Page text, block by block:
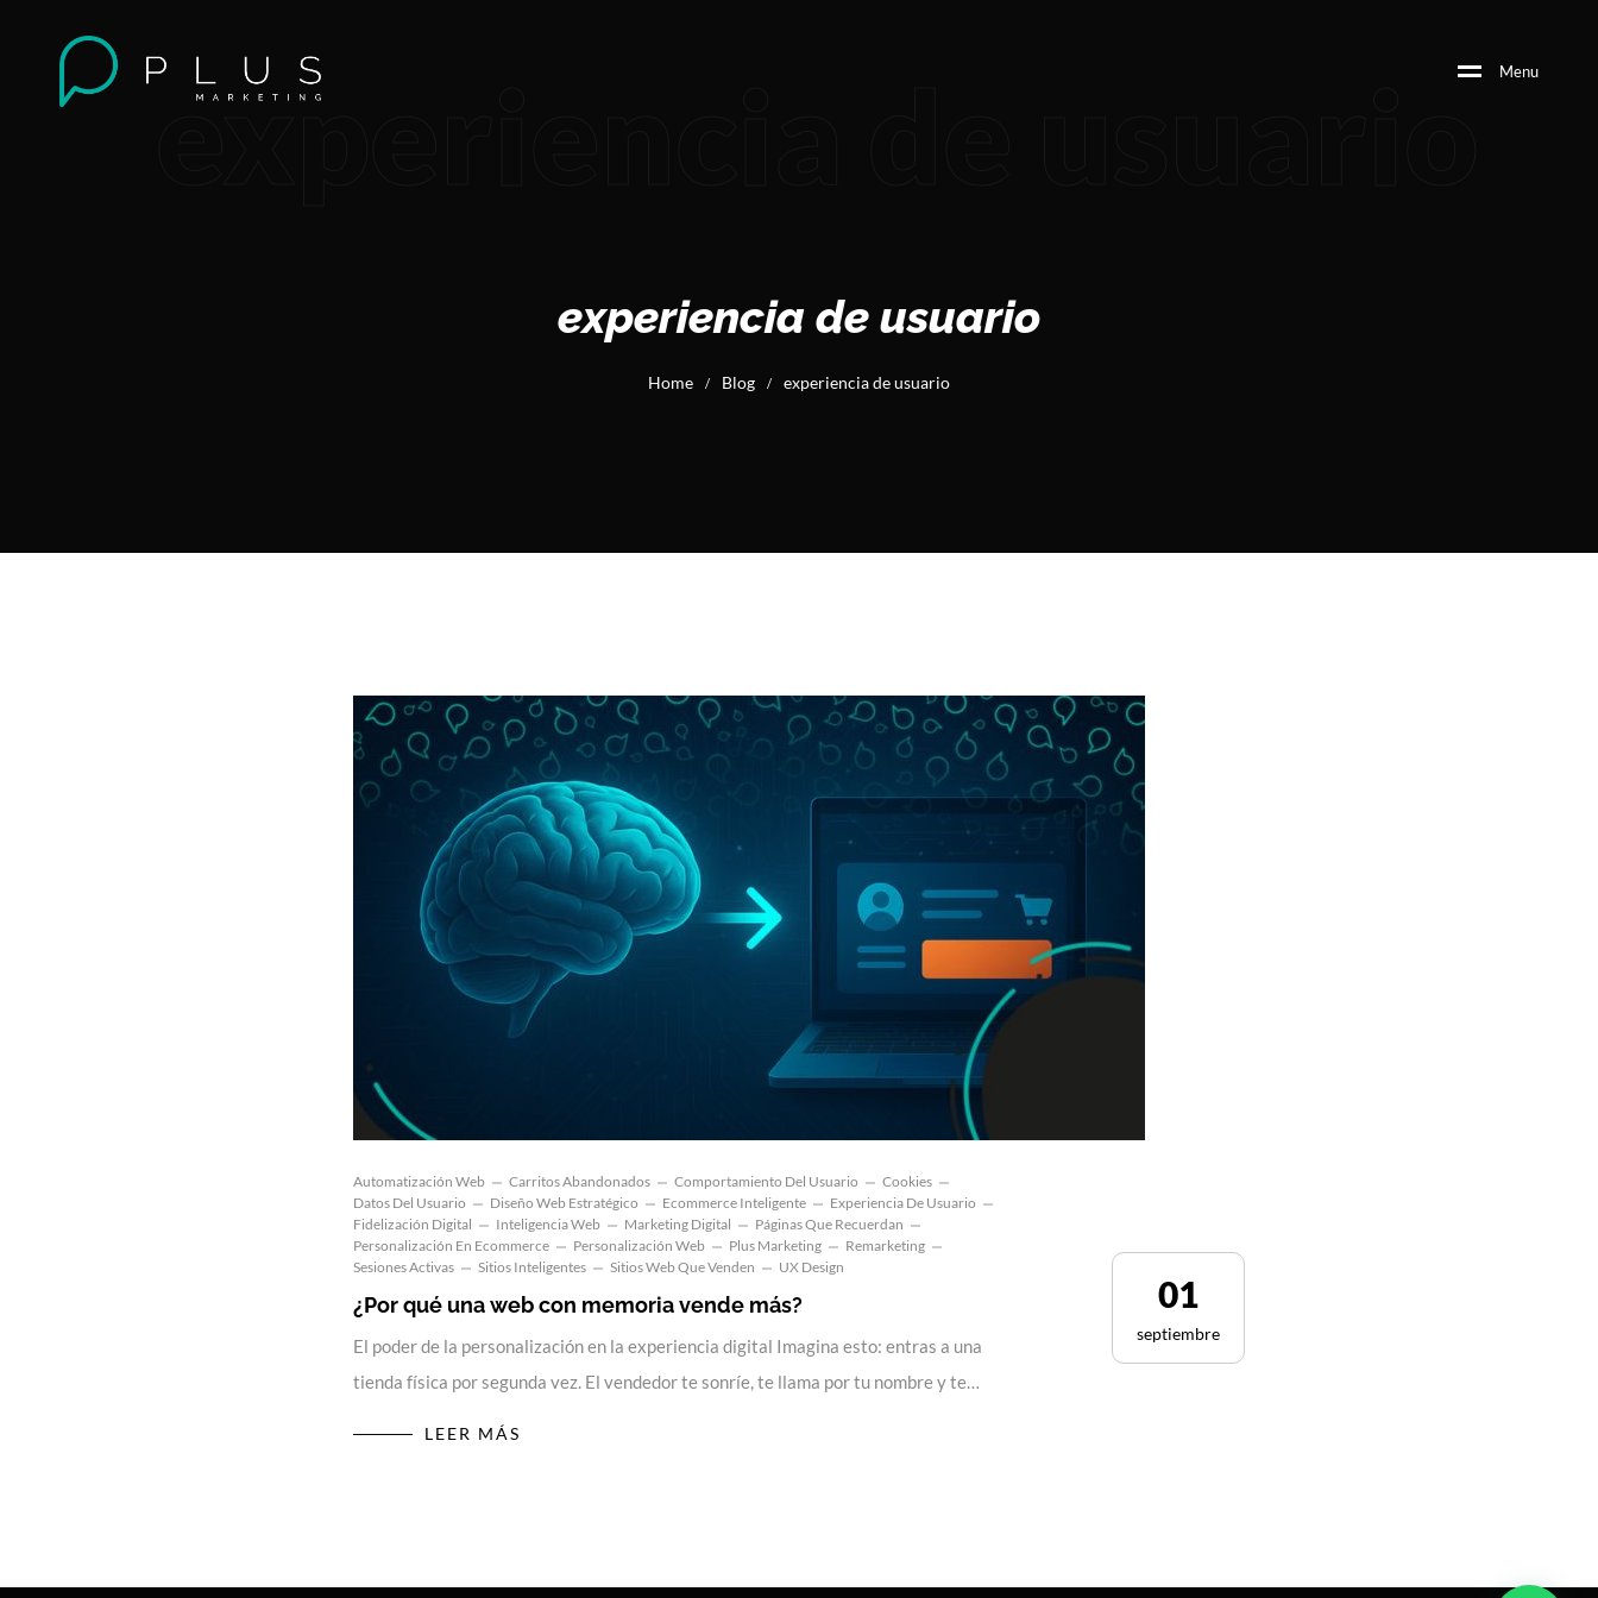
Menu
experiencia de usuario
experiencia de usuario
Home / Blog / experiencia de usuario
Automatización Web Carritos Abandonados Comportamiento Del Usuario
Cookies
Datos Del Usuario
Diseño Web Estratégico Ecommerce Inteligente
Experiencia De Usuario
Fidelización Digital
Inteligencia Web Marketing Digital
Páginas Que Recuerdan
Personalización En Ecommerce
Personalización Web Plus Marketing
Remarketing
Sesiones Activas
Sitios Inteligentes Sitios Web Que Venden UX Design
¿Por qué una web con memoria vende más?
El poder de la personalización en la experiencia digital Imagina esto: entras a una
tienda física por segunda vez. El vendedor te sonríe, te llama por tu nombre y te…
LEER MÁS
01
septiembre